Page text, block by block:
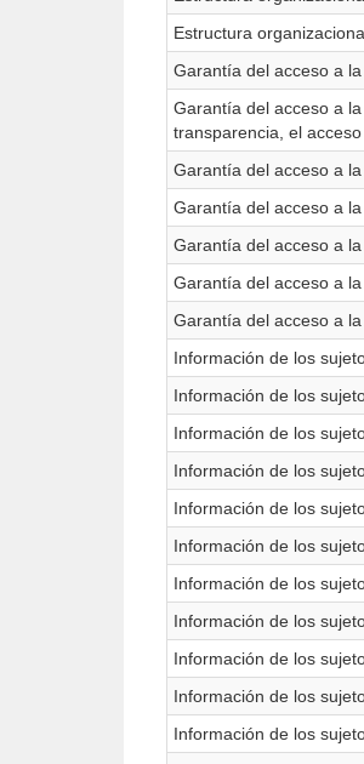
Estructura
Garantía del acceso a
Garantía del acceso a
transparencia, el
Garantía del acceso a
Garantía del acceso a
Garantía del acceso a
Garantía del acceso a
Garantía del acceso a
Información de los
Información de los
Información de los
Información de los
Información de los
Información de los
Información de los
Información de los
Información de los
Información de los
Información de los